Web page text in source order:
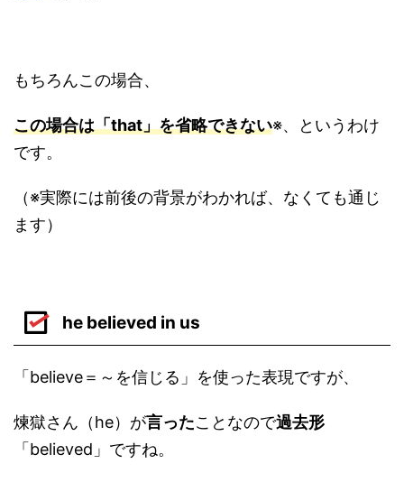
もちろんこの場合、
この場合は「that」を省略できない※、というわけ
です。
（※実際には前後の背景がわかれば、なくても通じ
ます）
he believed in us
「believe＝～を信じる」を使った表現ですが、
煉獄さん（he）が言ったことなので過去形
「believed」ですね。